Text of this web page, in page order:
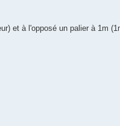
et à l'opposé un palier à 1m